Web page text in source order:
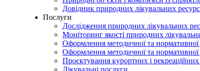
Довідник природних лікувальних
Послуги
Дослідження природних лікувальних
Моніторинг якості природних
Оформлення методичної та нормативної
Оформлення методичної та
Проєктування курортних і рекреаційних
Лікувальні послуги